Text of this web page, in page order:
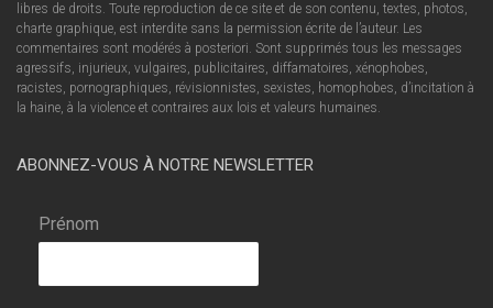
libres de droits. Toute reproduction de ce site et de son contenu, textes, photos,
charte graphique, est interdite sans la permission écrite de l’auteur. Les
commentaires sont modérés à posteriori. Sont supprimés tous les messages
agressifs, injurieux, vulgaires, publicitaires, diffamatoires, xénophobes,
racistes, pornographiques, révisionnistes, sexistes, homophobes, d’incitation à
la haine, à la violence et contraires aux lois et valeurs humaines.
ABONNEZ-VOUS À NOTRE NEWSLETTER
Prénom